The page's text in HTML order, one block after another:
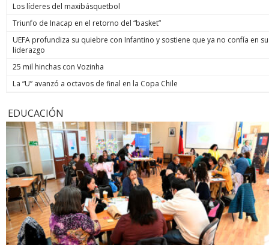
Los líderes del maxibásquetbol
Triunfo de Inacap en el retorno del “basket”
UEFA profundiza su quiebre con Infantino y sostiene que ya no confía en su
liderazgo
25 mil hinchas con Vozinha
La “U” avanzó a octavos de final en la Copa Chile
EDUCACIÓN